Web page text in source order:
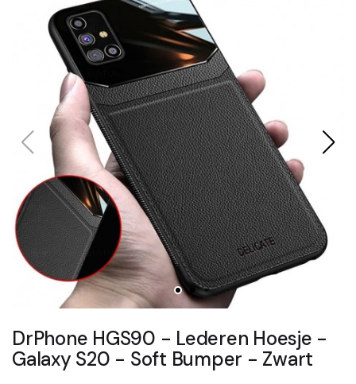
DrPhone HGS90 - Lederen Hoesje -
Galaxy S20 - Soft Bumper - Zwart